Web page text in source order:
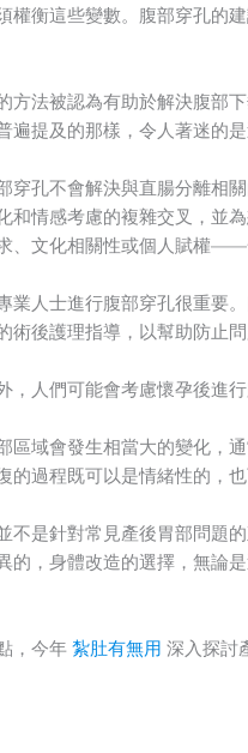
權衡這些變數。腹部穿孔的
方法被認為有助於解決腹部
遍提及的那樣，令人著迷的
穿孔不會解決與直腸分離相
和情感考慮的複雜交叉，並
、文化相關性或個人賦權——
業人士進行腹部穿孔很重要
術後護理指導，以幫助防止
，人們可能會考慮懷孕後進
區域會發生相當大的變化，
的過程既可以是情緒性的，
不是針對常見產後胃部問題
的，身體改造的選擇，無論
，今年紮肚有無用 深入探討